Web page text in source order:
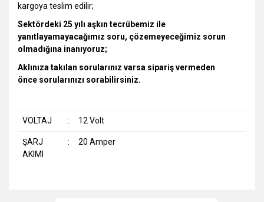
kargoya teslim edilir;
Sektördeki 25 yılı aşkın tecrübemiz ile
yanıtlayamayacağımız soru, çözemeyeceğimiz sorun
olmadığına inanıyoruz;
Aklınıza takılan sorularınız varsa sipariş vermeden
önce sorularınızı sorabilirsiniz.
VOLTAJ : 12 Volt
ŞARJ
AKIMI
: 20 Amper